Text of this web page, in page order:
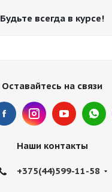
Будьте всегда в курсе!
Оставайтесь на связи
Наши контакты
+375(44)599-11-58